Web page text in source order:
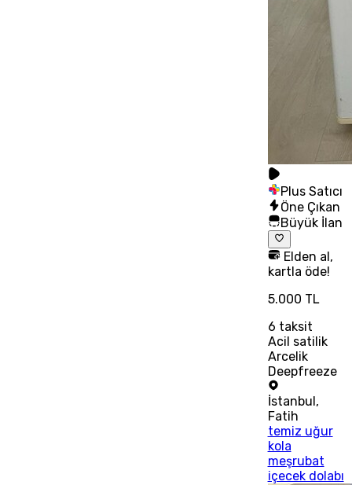
Plus Satıcı
Öne Çıkan
Büyük İlan
Elden al,
kartla öde!
5.000 TL
6 taksit
Acil satilik
Arcelik
Deepfreeze
İstanbul,
Fatih
temiz uğur
kola
meşrubat
içecek dolabı